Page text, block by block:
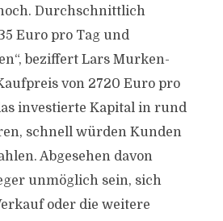
Durchschnittlich
Euro pro Tag und
beziffert Lars Murken-
von 2720 Euro pro
investierte Kapital in rund
schnell würden Kunden
Abgesehen davon
unmöglich sein, sich
oder die weitere